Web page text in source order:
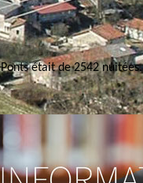
était de 2542 nuitées.